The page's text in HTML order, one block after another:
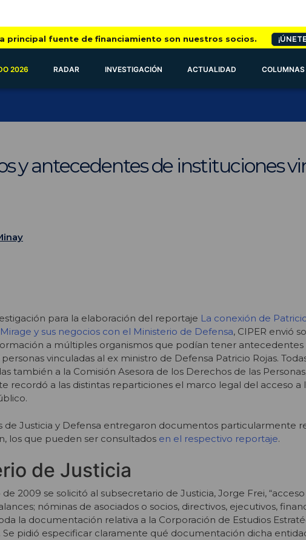
principal fuente de financiamiento son nuestros socios.
2026 RADAR INVESTIGACIÓN ACTUALIDAD COLUMNAS
y antecedentes de instituciones
para la elaboración del reportaje La conexión de
y sus negocios con el Ministerio de Defensa, CIPER envió
a múltiples organismos que podían tener antecedentes
vinculadas al ex ministro de Defensa Patricio Rojas.
también a la Comisión Asesora de los Derechos de las
recordó a las distintas reparticiones el marco legal del acceso a
de Justicia y Defensa entregaron documentos particularmente
los que pueden ser consultados en el respectivo reportaje.
de Justicia
de 2009 se solicitó al subsecretario de Justicia, Jorge Frei,
nóminas de asociados o socios, directivos, ejecutivos,
la documentación relativa a la Corporación de Estudios
Se pidió especificar claramente qué documentación dicha